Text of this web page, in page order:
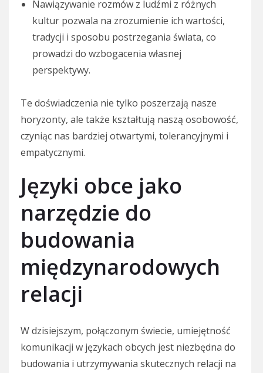
Nawiązywanie rozmów z ludźmi z różnych
kultur pozwala na zrozumienie ich wartości,
tradycji i sposobu postrzegania świata, co
prowadzi do wzbogacenia własnej
perspektywy.
Te doświadczenia nie tylko poszerzają nasze
horyzonty, ale także kształtują naszą osobowość,
czyniąc nas bardziej otwartymi, tolerancyjnymi i
empatycznymi.
Języki obce jako
narzędzie do
budowania
międzynarodowych
relacji
W dzisiejszym, połączonym świecie, umiejętność
komunikacji w językach obcych jest niezbędna do
budowania i utrzymywania skutecznych relacji na